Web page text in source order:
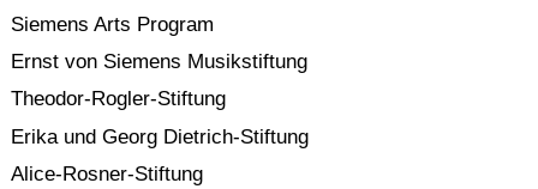
Siemens Arts Program
Ernst von Siemens Musikstiftung
Theodor-Rogler-Stiftung
Erika und Georg Dietrich-Stiftung
Alice-Rosner-Stiftung